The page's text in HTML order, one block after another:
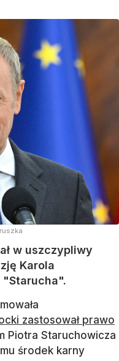
w uszczypliwy
Karola
"Starucha".
zastosował prawo
Piotra Staruchowicza
środek karny